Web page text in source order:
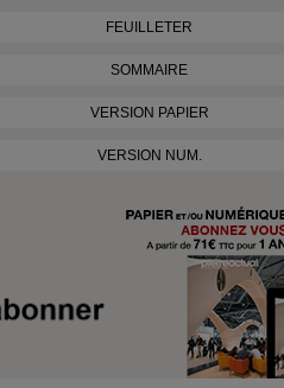
FEUILLETER
SOMMAIRE
VERSION PAPIER
VERSION NUM.